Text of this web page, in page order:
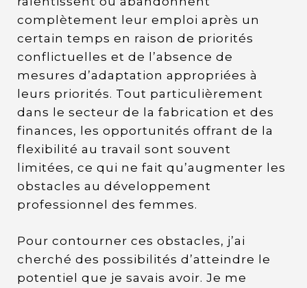
complètement leur emploi après un
certain temps en raison de priorités
conflictuelles et de l’absence de
mesures d’adaptation appropriées à
leurs priorités. Tout particulièrement
dans le secteur de la fabrication et des
finances, les opportunités offrant de la
flexibilité au travail sont souvent
limitées, ce qui ne fait qu’augmenter les
obstacles au développement
professionnel des femmes.
Pour contourner ces obstacles, j’ai
cherché des possibilités d’atteindre le
potentiel que je savais avoir. Je me